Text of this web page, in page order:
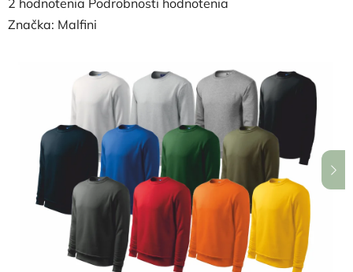
hodnotenie
hviezdičiek.
Značka: Malfini